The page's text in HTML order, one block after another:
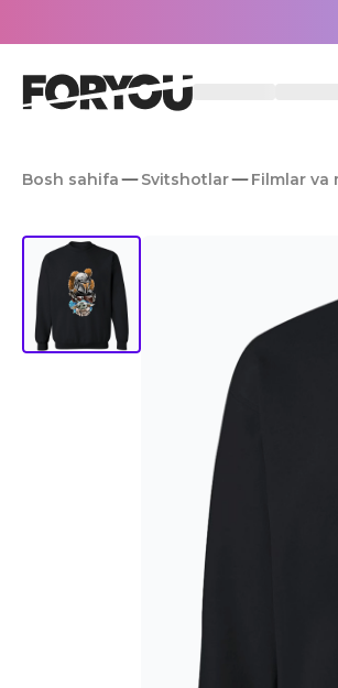
Bosh sahifa Svitshotlar Filmlar va